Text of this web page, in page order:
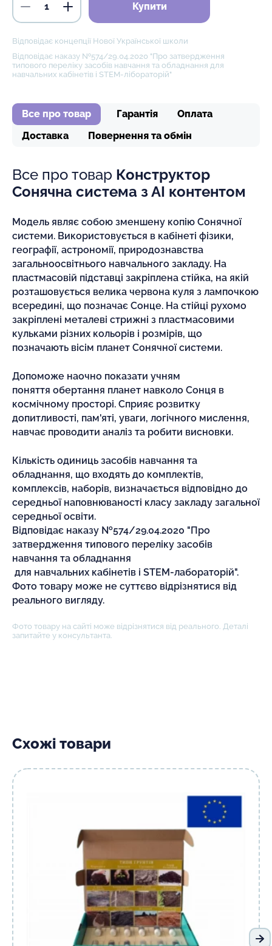
Купити
Відповідає концепції Нової Української школи
Відповідає наказу №574/29.04.2020 "Про затвердження
типового переліку засобів навчання та обладнання для
навчальних кабінетів і STEM-лібораторій"
Все про товар Гарантія
Оплата
Доставка
Повернення та обмін
Все про товар Конструктор
Сонячна система з АІ контентом
Модель являє собою зменшену копію Сонячної
системи. Використовується в кабінеті фізики,
географії, астрономії, природознавства
загальноосвітнього навчального закладу. На
пластмасовій підставці закріплена стійка, на якій
розташовується велика червона куля з лампочкою
всередині, що позначає Сонце. На стійці рухомо
закріплені металеві стрижні з пластмасовими
кульками різних кольорів і розмірів, що
позначають вісім планет Сонячної системи.
Допоможе наочно показати учням
поняття обертання планет навколо Сонця в
космічному просторі. Сприяє розвитку
допитливості, пам'яті, уваги, логічного мислення,
навчає проводити аналіз та робити висновки.
Кількість одиниць засобів навчання та
обладнання, що входять до комплектів,
комплексів, наборів, визначається відповідно до
середньої наповнюваності класу закладу загальної
середньої освіти.
Відповідає наказу №574/29.04.2020 "Про
затвердження типового переліку засобів
навчання та обладнання
для навчальних кабінетів і STEM-лабораторій".
Фото товару може не суттєво відрізнятися від
реального вигляду.
Фото товару на сайті може відрізнятися від реального. Деталі
запитайте у консультанта.
Схожі товари